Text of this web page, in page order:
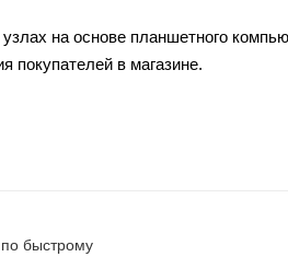
на основе планшетного
покупателей в магазине.
по быстрому